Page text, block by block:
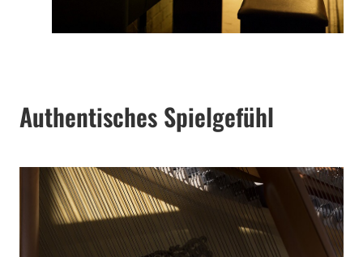
Authentisches Spielgefühl